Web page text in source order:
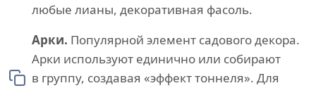
любые лианы, декоративная фасоль.
Арки. Популярной элемент садового декора.
Арки используют единично или собирают
в группу, создавая «эффект тоннеля». Для